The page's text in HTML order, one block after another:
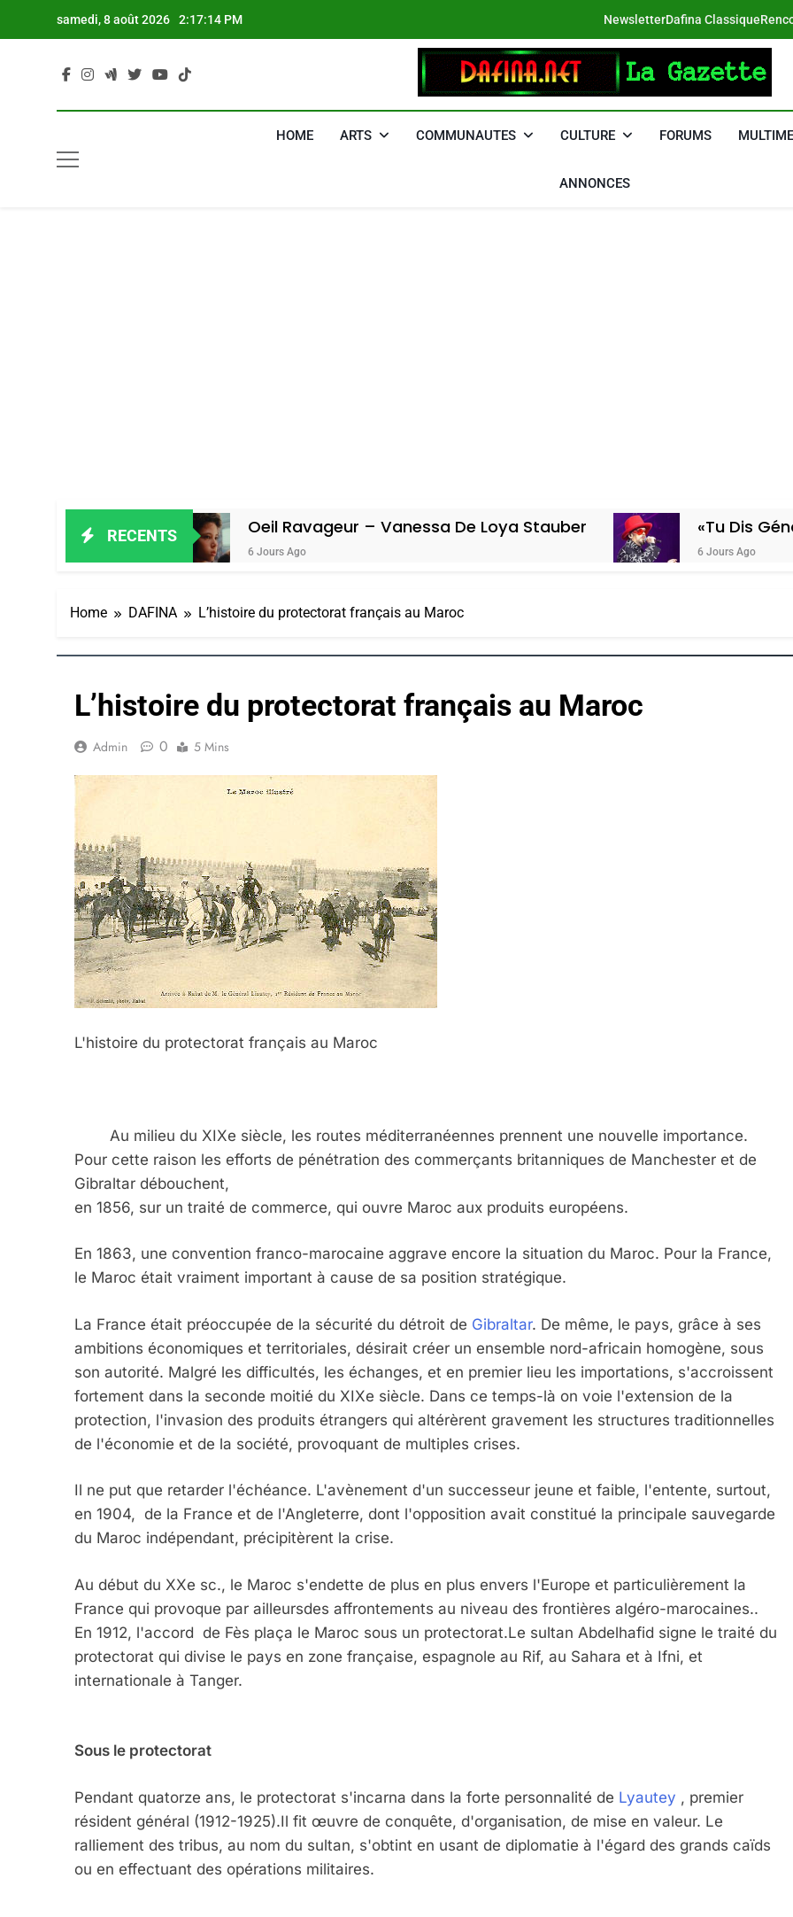
samedi, 8 août 2026 2:17:15 PM NewsletterDafina Classique
DAFINA
HOME ARTS COMMUNAUTES CULTURE FORUMS
ANNONCES
RECENTSOeil Ravageur – Vanessa De Loya Stauber
6 Jours Ago
«Tu Dis Génocide,
6 Jours Ago
Home DAFINA L’histoire du protectorat français au Maroc
L’histoire du protectorat français au Maroc
Admin 0 5 Mins
L'histoire du protectorat français au Maroc
Au milieu du XIXe siècle, les routes méditerranéennes prennent une nouvelle importance.
Pour cette raison les efforts de pénétration des commerçants britanniques de Manchester et de
Gibraltar débouchent,
en 1856, sur un traité de commerce, qui ouvre Maroc aux produits européens.
En 1863, une convention franco-marocaine aggrave encore la situation du Maroc. Pour la France,
le Maroc était vraiment important à cause de sa position stratégique.
La France était préoccupée de la sécurité du détroit de Gibraltar. De même, le pays, grâce à ses
ambitions économiques et territoriales, désirait créer un ensemble nord-africain homogène, sous
son autorité. Malgré les difficultés, les échanges, et en premier lieu les importations, s'accroissent
fortement dans la seconde moitié du XIXe siècle. Dans ce temps-là on voie l'extension de la
protection, l'invasion des produits étrangers qui altérèrent gravement les structures traditionnelles
de l'économie et de la société, provoquant de multiples crises.
Il ne put que retarder l'échéance. L'avènement d'un successeur jeune et faible, l'entente, surtout,
en 1904, de la France et de l'Angleterre, dont l'opposition avait constitué la principale sauvegarde
du Maroc indépendant, précipitèrent la crise.
Au début du XXe sc., le Maroc s'endette de plus en plus envers l'Europe et particulièrement la
France qui provoque par ailleursdes affrontements au niveau des frontières algéro-marocaines..
En 1912, l'accord de Fès plaça le Maroc sous un protectorat.Le sultan Abdelhafid signe le traité du
protectorat qui divise le pays en zone française, espagnole au Rif, au Sahara et à Ifni, et
internationale à Tanger.
Sous le protectorat
Pendant quatorze ans, le protectorat s'incarna dans la forte personnalité de Lyautey , premier
résident général (1912-1925).Il fit œuvre de conquête, d'organisation, de mise en valeur. Le
ralliement des tribus, au nom du sultan, s'obtint en usant de diplomatie à l'égard des grands caïds
ou en effectuant des opérations militaires.